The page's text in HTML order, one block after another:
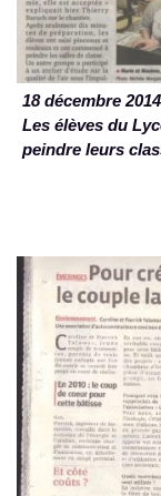
18 décembre 2014
Les élèves du
peindre leurs